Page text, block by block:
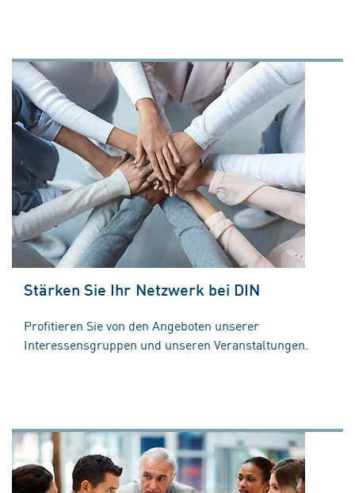
Stärken Sie Ihr Netzwerk bei DIN
Profitieren Sie von den Angeboten unserer
Interessensgruppen und unseren Veranstaltungen.